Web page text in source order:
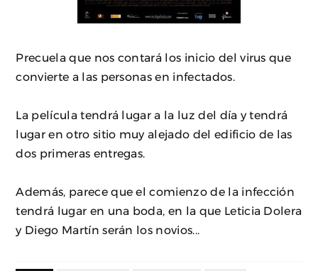
Precuela que nos contará los inicio del virus que
convierte a las personas en infectados.
La película tendrá lugar a la luz del día y tendrá
lugar en otro sitio muy alejado del edificio de las
dos primeras entregas.
Además, parece que el comienzo de la infección
tendrá lugar en una boda, en la que Leticia Dolera
y Diego Martín serán los novios...